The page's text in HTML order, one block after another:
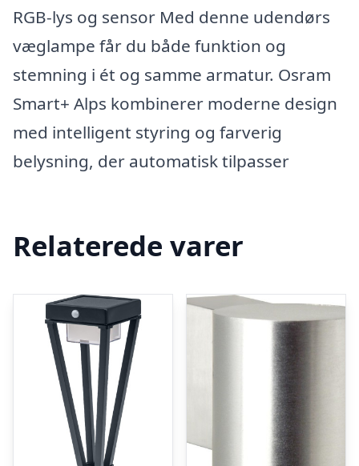
RGB-lys og sensor Med denne udendørs
væglampe får du både funktion og
stemning i ét og samme armatur. Osram
Smart+ Alps kombinerer moderne design
med intelligent styring og farverig
belysning, der automatisk tilpasser
Relaterede varer